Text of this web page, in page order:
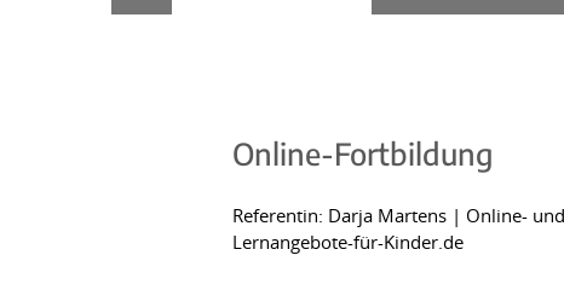
Online-Fortbildung
Referentin: Darja Martens | Online-
Lernangebote-für-Kinder.de